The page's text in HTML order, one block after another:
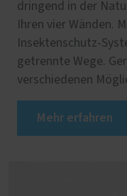
dringend in der
Ihren vier Wänden.
Insektenschutz-
getrennte Wege.
verschiedenen
Mehr erfahren